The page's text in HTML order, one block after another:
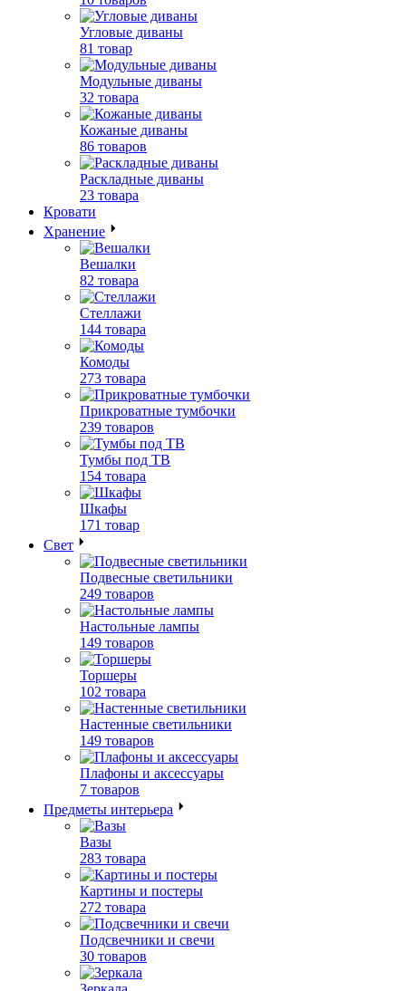
Угловые диваны
81 товар
Модульные диваны
32 товара
Кожаные диваны
86 товаров
Раскладные диваны
23 товара
Кровати
Хранение
Вешалки
82 товара
Стеллажи
144 товара
Комоды
273 товара
Прикроватные тумбочки
239 товаров
Тумбы под ТВ
154 товара
Шкафы
171 товар
Свет
Подвесные светильники
249 товаров
Настольные лампы
149 товаров
Торшеры
102 товара
Настенные светильники
149 товаров
Плафоны и аксессуары
7 товаров
Предметы интерьера
Вазы
283 товара
Картины и постеры
272 товара
Подсвечники и свечи
30 товаров